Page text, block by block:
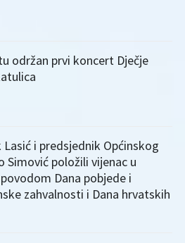
održan prvi koncert Dječje
Lasić i predsjednik Općinskog
Simović položili vijenac u
Dana pobjede i
zahvalnosti i Dana hrvatskih